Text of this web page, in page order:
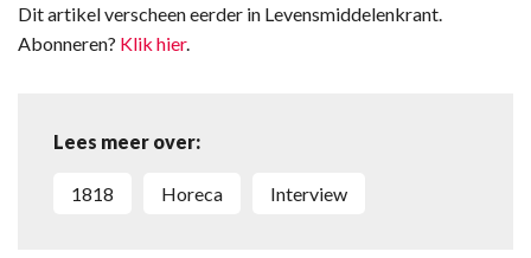
Dit artikel verscheen eerder in Levensmiddelenkrant.
Abonneren? Klik hier.
Lees meer over:
1818 Horeca Interview